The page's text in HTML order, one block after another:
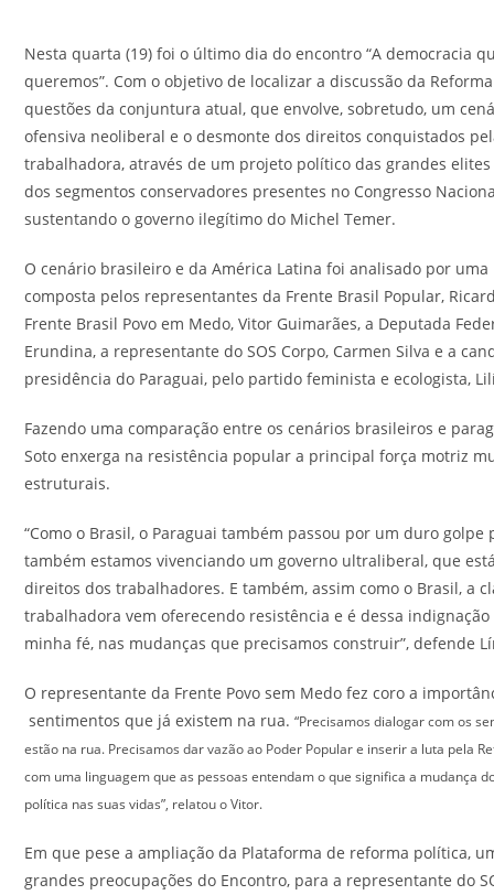
Nesta quarta (19) foi o último dia do encontro “A democracia
queremos”. Com o objetivo de localizar a discussão da
questões da conjuntura atual, que envolve, sobretudo, um
ofensiva neoliberal e o desmonte dos direitos conquistados
trabalhadora, através de um projeto político das grandes
dos segmentos conservadores presentes no Congresso
sustentando o governo ilegítimo do Michel Temer.
O cenário brasileiro e da América Latina foi analisado por uma
composta pelos representantes da Frente Brasil Popular,
Frente Brasil Povo em Medo, Vitor Guimarães, a Deputada
Erundina, a representante do SOS Corpo, Carmen Silva e a
presidência do Paraguai, pelo partido feminista e ecologista,
Fazendo uma comparação entre os cenários brasileiros e
Soto enxerga na resistência popular a principal força motriz
estruturais.
“Como o Brasil, o Paraguai também passou por um duro golpe
também estamos vivenciando um governo ultraliberal, que
direitos dos trabalhadores. E também, assim como o Brasil, a
trabalhadora vem oferecendo resistência e é dessa
minha fé, nas mudanças que precisamos construir”, defende
O representante da Frente Povo sem Medo fez coro a
sentimentos que já existem na rua.“Precisamos dialogar com os
estão na rua. Precisamos dar vazão ao Poder Popular e inserir a luta pela
com uma linguagem que as pessoas entendam o que significa a mudança
política nas suas vidas”, relatou o Vitor.
Em que pese a ampliação da Plataforma de reforma política,
grandes preocupações do Encontro, para a representante do